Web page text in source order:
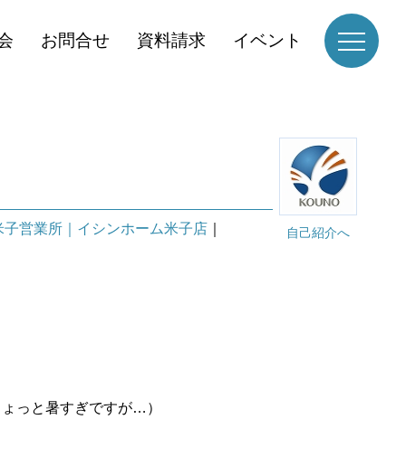
お問合せ 資料請求 イベント
自己紹介へ
子営業所｜イシンホーム米子店
っと暑すぎですが…）